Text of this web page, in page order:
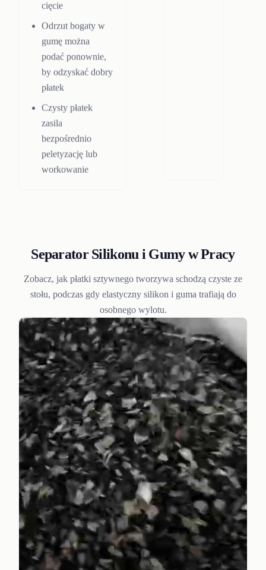
cięcie
Odrzut bogaty w
gumę można
podać ponownie,
by odzyskać dobry
płatek
Czysty płatek
zasila
bezpośrednio
peletyzację lub
workowanie
Separator Silikonu i Gumy w Pracy
Zobacz, jak płatki sztywnego tworzywa schodzą czyste ze
stołu, podczas gdy elastyczny silikon i guma trafiają do
osobnego wylotu.